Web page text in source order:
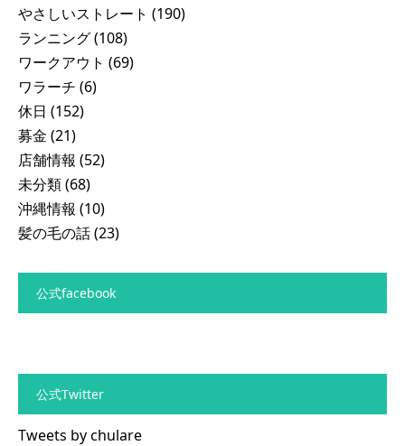
やさしいストレート (190)
ランニング(108)
ワークアウト (69)
ワラーチ (6)
休日 (152)
募金 (21)
店舗情報 (52)
未分類(68)
沖縄情報 (10)
髪の毛の話(23)
公式facebook
公式Twitter
Tweets by chulare